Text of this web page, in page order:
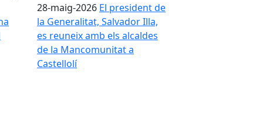
28-maig-2026 El president de
la Generalitat, Salvador Illa,
es reuneix amb els alcaldes
de la Mancomunitat a
Castellolí